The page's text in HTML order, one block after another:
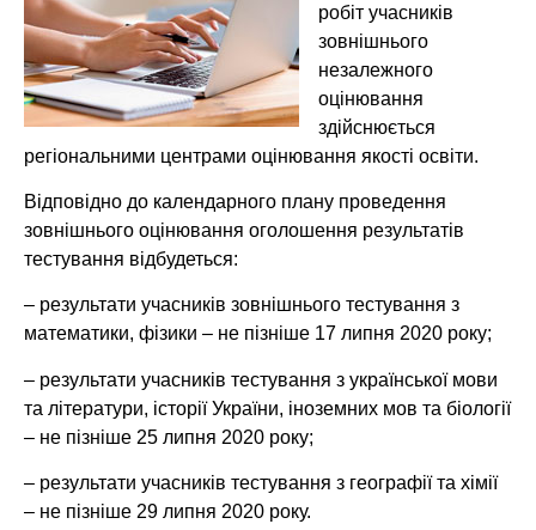
робіт учасників
зовнішнього
незалежного
оцінювання
здійснюється
регіональними центрами оцінювання якості освіти.
Відповідно до календарного плану проведення
зовнішнього оцінювання оголошення результатів
тестування відбудеться:
– результати учасників зовнішнього тестування з
математики, фізики – не пізніше 17 липня 2020 року;
– результати учасників тестування з української мови
та літератури, історії України, іноземних мов та біології
– не пізніше 25 липня 2020 року;
– результати учасників тестування з географії та хімії
– не пізніше 29 липня 2020 року.